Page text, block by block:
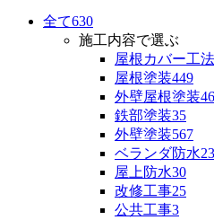
全て630
施工内容で選ぶ
屋根カバー工法
屋根塗装449
外壁屋根塗装
鉄部塗装35
外壁塗装567
ベランダ防水
屋上防水30
改修工事25
公共工事3